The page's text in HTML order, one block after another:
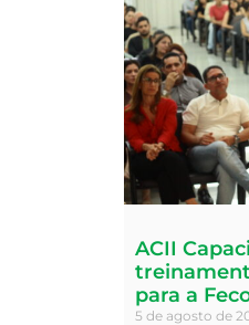
ACII
para a
5 de agosto de